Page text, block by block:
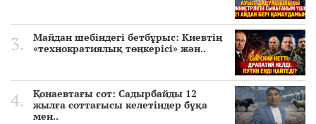
Майдан шебіндегі бетбұрыс: Киевтің
«технократиялық төңкерісі» жән..
Қонаевтағы сот: Садырбайды 12
жылға соттағысы келетіндер бұқа
мен..